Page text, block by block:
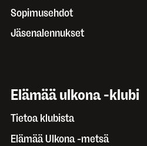
Sopimusehdot
Jäsenalennukset
Elämää ulkona -klubi
Tietoa klubista
Elämää Ulkona -metsä